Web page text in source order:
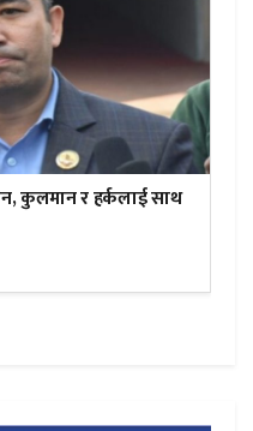
कुलमान र हर्कलाई साथ